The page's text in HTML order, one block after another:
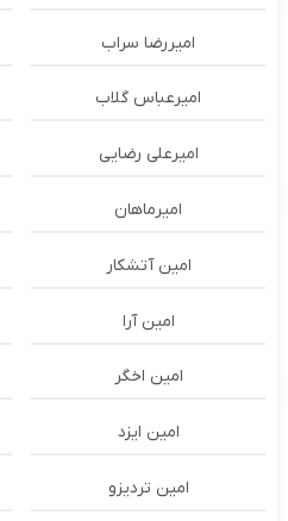
امیررضا سراب
امیرعباس گلاب
امیرعلی رضایی
امیرماهان
امین آتشکار
امین آرا
امین اخگر
امین ایزد
امین تردیزو